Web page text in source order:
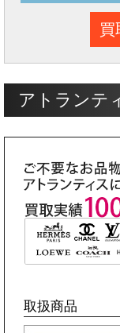
買
アトランテ
取扱商品